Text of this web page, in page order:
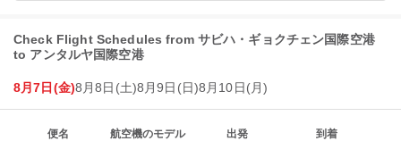
Check Flight Schedules from サビハ・ギョクチェン国際空港
to アンタルヤ国際空港
8月7日(金)8月8日(土)8月9日(日)8月10日(月)
便名 航空機のモデル 出発 到着